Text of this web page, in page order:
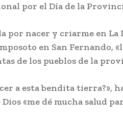
por el Día de la
nacer y criarme en
en San Fernando,
de los pueblos de la
a esta bendita tierra?»,
Dios «me dé mucha